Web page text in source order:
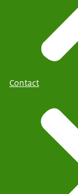
Contact